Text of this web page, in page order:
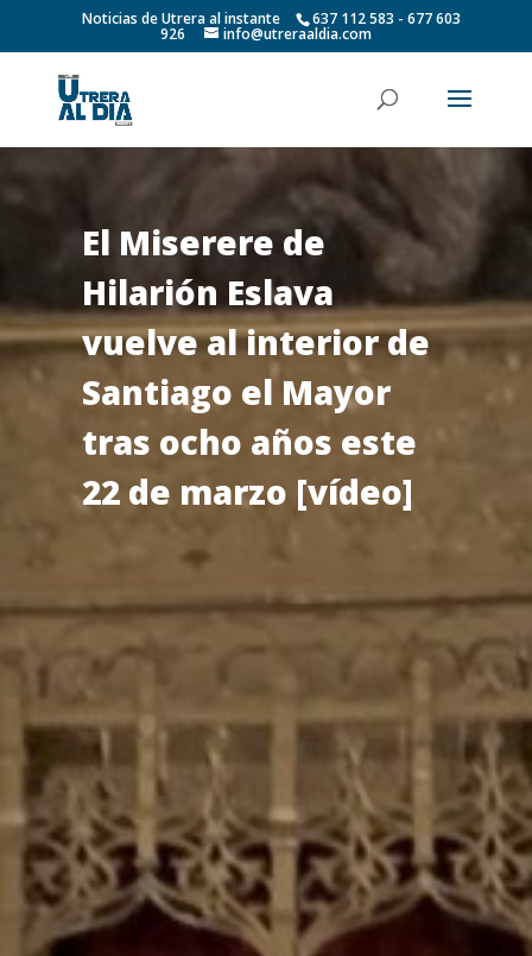
Noticias de Utrera al instante 637 112 583 - 677 603
926 info@utreraaldia.com
El Miserere de
Hilarión Eslava
vuelve al interior de
Santiago el Mayor
tras ocho años este
22 de marzo [vídeo]